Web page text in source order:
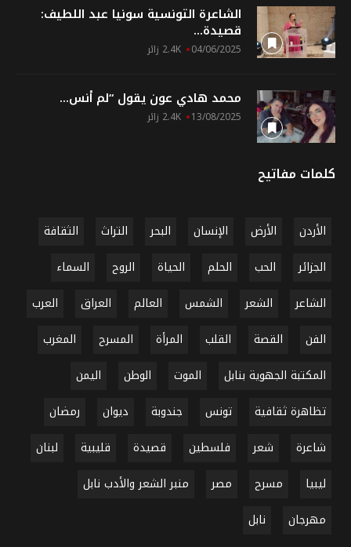
الشاعرة التونسية سونيا عبد اللطيف:
قصيدة...
04/06/2025 2.4K زائر
محمد هادي عون يقول “لم أنس...
13/08/2025 2.4K زائر
كلمات مفاتيح
الأردن الأرض الإنسان البحر التراث
الثقافة
الجزائر
الحب الحلم الحياة الروح
السماء
الشاعر
الشعر الشمس العالم العراق
العرب
الفن
القصة القلب المرأة المسرح
المغرب
المكتبة الجهوية بنابل
الموت الوطن
اليمن
تظاهرة ثقافية
تونس جندوبة ديوان
رمضان
شاعرة
شعر فلسطين قصيدة قليبية
لبنان
ليبيا
مسرح مصر
منبر الشعر والأدب نابل
مهرجان
نابل